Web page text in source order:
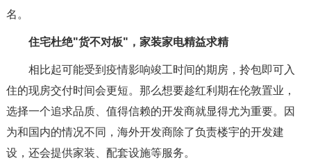
名。
住宅杜绝"货不对板"，家装家电精益求精
相比起可能受到疫情影响竣工时间的期房，拎包即可入
住的现房交付时间会更短。那么想要趁红利期在伦敦置业，
选择一个追求品质、值得信赖的开发商就显得尤为重要。因
为和国内的情况不同，海外开发商除了负责楼宇的开发建
设，还会提供家装、配套设施等服务。